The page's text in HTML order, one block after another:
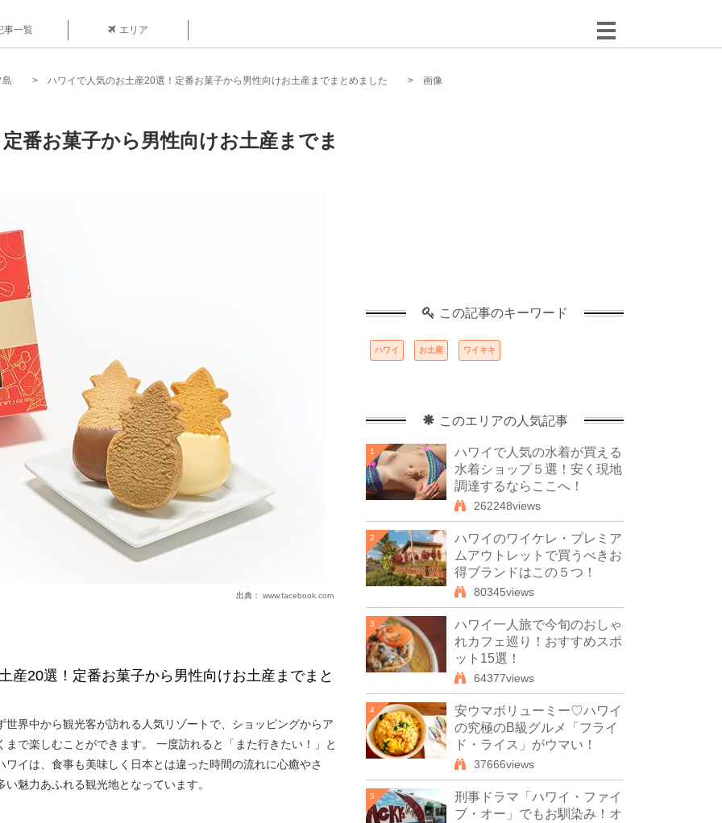
事一覧 エリア
島 ハワイで人気のお土産20選！定番お菓子から男性向けお土産までまとめました 画像
番お菓子から男性向けお土産までま
出典： www.facebook.com
産20選！定番お菓子から男性向けお土産までまと
世界中から観光客が訪れる人気リゾートで、ショッピングからア
まで楽しむことができます。 一度訪れると「また行きたい！」と
ワイは、食事も美味しく日本とは違った時間の流れに心癒やさ
魅力あふれる観光地となっています。
この記事のキーワード
ハワイ お土産 ワイキキ
このエリアの人気記事
1
ハワイで人気の水着が買える
水着ショップ５選！安く現地
調達するならここへ！
262248views
2
ハワイのワイケレ・プレミア
ムアウトレットで買うべきお
得ブランドはこの５つ！
80345views
3
ハワイ一人旅で今旬のおしゃ
れカフェ巡り！おすすめスポ
ット15選！
64377views
4
安ウマボリューミー♡ハワイ
の究極のB級グルメ「フライ
ド・ライス」がウマい！
37666views
5
刑事ドラマ「ハワイ・ファイ
ブ・オー」でもお馴染み！オ